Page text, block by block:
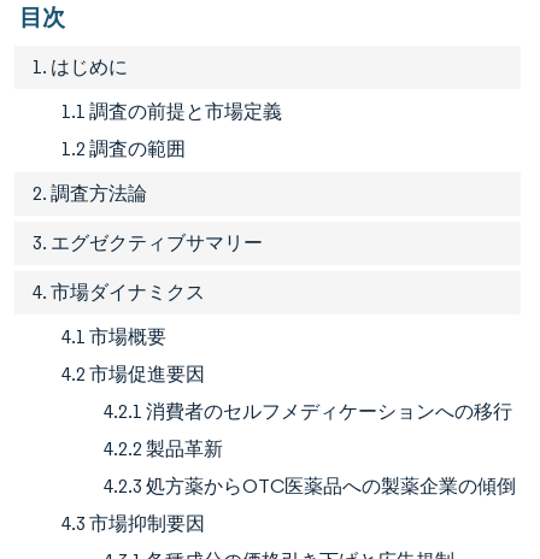
目次
1. はじめに
1.1 調査の前提と市場定義
1.2 調査の範囲
2. 調査方法論
3. エグゼクティブサマリー
4. 市場ダイナミクス
4.1 市場概要
4.2 市場促進要因
4.2.1 消費者のセルフメディケーションへの移行
4.2.2 製品革新
4.2.3 処方薬からOTC医薬品への製薬企業の傾倒
4.3 市場抑制要因